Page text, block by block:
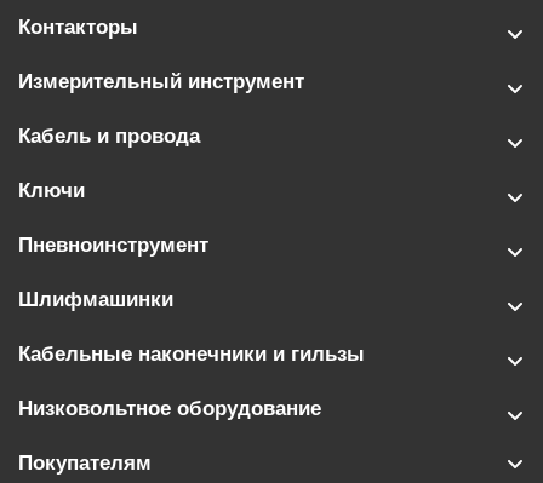
Контакторы
Измерительный инструмент
Кабель и провода
Ключи
Пневноинструмент
Шлифмашинки
Кабельные наконечники и гильзы
Низковольтное оборудование
Покупателям